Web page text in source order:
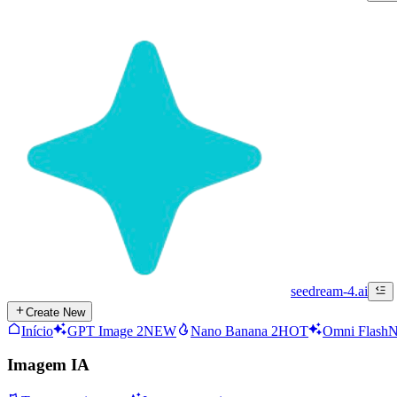
seedream-4.ai
Create New
Início GPT Image 2NEW Nano Banana 2HOT Omni Flash
Imagem IA